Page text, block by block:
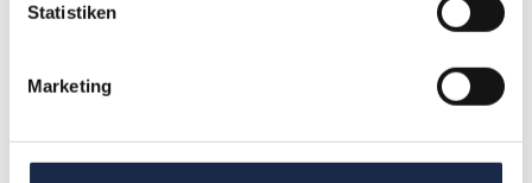
Statistiken
Marketing
Januar 2020
MI.
1